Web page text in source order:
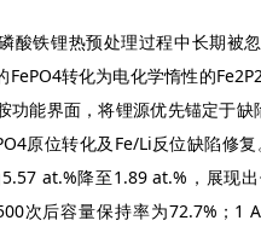
酸铁锂热预处理过程中长期被
FePO4转化为电化学惰性的
功能界面，将锂源优先锚定于
原位转化及Fe/Li反位缺陷修
at.%降至1.89 at.%，展现
次后容量保持率为72.7%；1